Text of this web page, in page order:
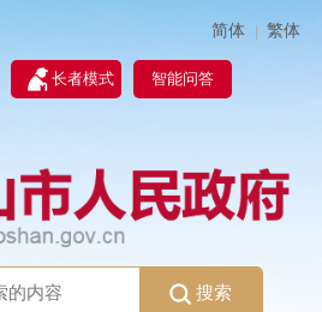
简体 | 繁体
长者模式 智能问答
搜索